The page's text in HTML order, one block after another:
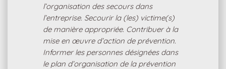
l’organisation des secours dans
l’entreprise. Secourir la (les) victime(s)
de manière appropriée. Contribuer à la
mise en œuvre d’action de prévention.
Informer les personnes désignées dans
le plan d’organisation de la prévention